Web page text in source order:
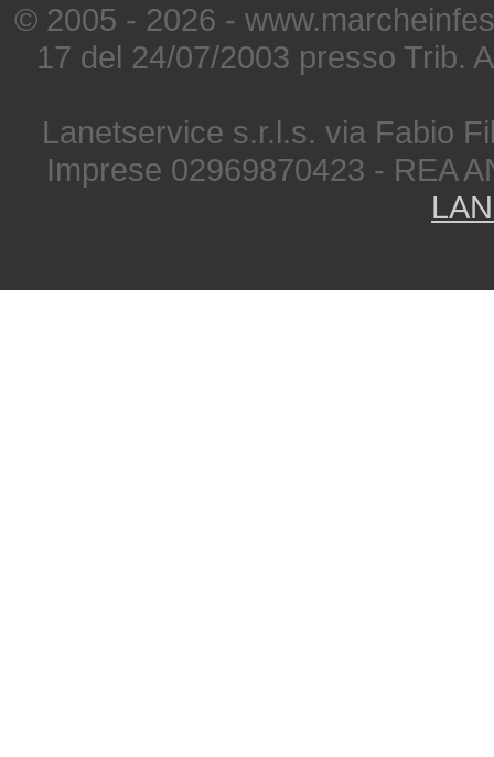
© 2005 - 2026 -
17 del 24/07/2003 presso Trib.
Lanetservice s.r.l.s. via Fabio
Imprese 02969870423 - REA